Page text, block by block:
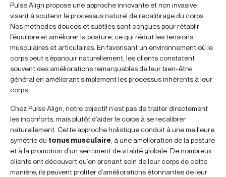
Pulse Align propose une approche innovante et non invasive
visant à soutenir le processus naturel de recalibrage du corps.
Nos méthodes douces et subtiles sont conçues pour rétablir
l’équilibre et améliorer la posture, ce qui réduit les tensions
musculaires et articulaires. En favorisant un environnement où le
corps peut s’épanouir naturellement, les clients constatent
souvent des améliorations remarquables de leur bien-être
général en améliorant simplement les processus inhérents à leur
corps.
Chez Pulse Align, notre objectif n’est pas de traiter directement
les inconforts, mais plutôt d’aider le corps à se recalibrer
naturellement. Cette approche holistique conduit à une meilleure
symétrie du tonus musculaire , à une amélioration de la posture
et à la promotion d’un sentiment de vitalité globale. De nombreux
clients ont découvert qu’en prenant soin de leur corps de cette
manière, ils peuvent profiter d’améliorations étonnantes de leur